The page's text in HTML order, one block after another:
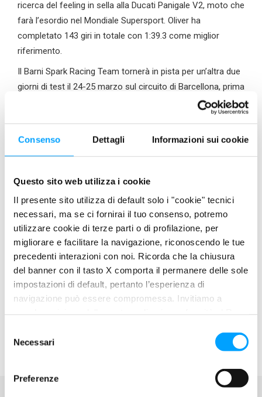
Consenso Dettagli Informazioni sui cookie
Questo sito web utilizza i cookie
Il presente sito utilizza di default solo i "cookie" tecnici
necessari, ma se ci fornirai il tuo consenso, potremo
utilizzare cookie di terze parti o di profilazione, per
migliorare e facilitare la navigazione, riconoscendo le tue
precedenti interazioni con noi. Ricorda che la chiusura
del banner con il tasto X comporta il permanere delle sole
impostazioni di default, pertanto l’esperienza di
navigazione può essere compromessa. Invitiamo a
Privacy Policy.
Necessari
Preferenze
ricerca del feeling in sella alla Ducati Panigale V2, moto che
farà l’esordio nel Mondiale Supersport. Oliver ha
completato 143 giri in totale con 1:39.3 come miglior
riferimento.
Il Barni Spark Racing Team tornerà in pista per un’altra due
giorni di test il 24-25 marzo sul circuito di Barcellona, prima
del via ufficiale della stagione WorldSBK / WorldSSP in
Prima, nel week-end del 2 e 3 aprile, scenderà in pista a
Misano per la prova d’esordio del CIV 2022 con Nicolas
Spark Racing Team impegnato nel Campionato Italiano
Velocità.